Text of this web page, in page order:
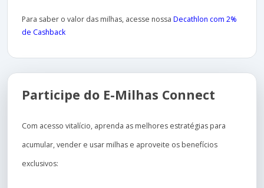
Para saber o valor das milhas, acesse nossa Decathlon com 2%
de Cashback
Participe do E-Milhas Connect
Com acesso vitalício, aprenda as melhores estratégias para
acumular, vender e usar milhas e aproveite os benefícios
exclusivos: